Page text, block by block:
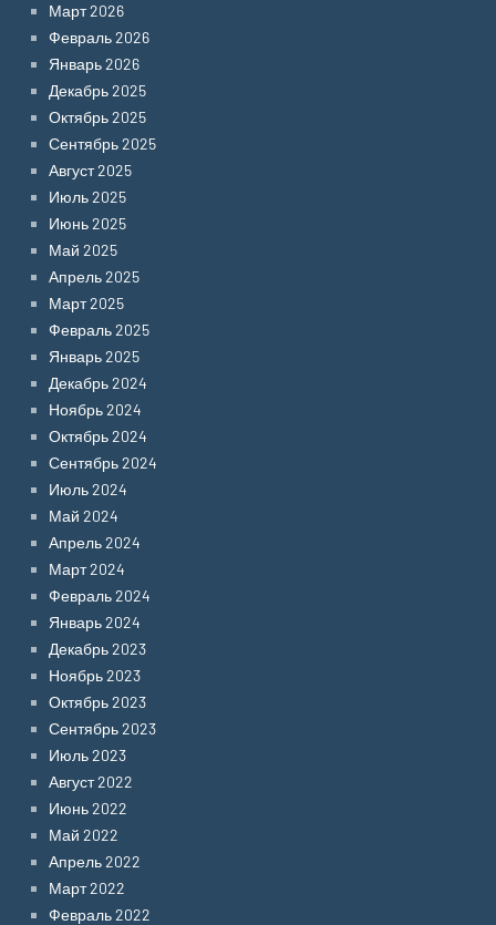
Март 2026
Февраль 2026
Январь 2026
Декабрь 2025
Октябрь 2025
Сентябрь 2025
Август 2025
Июль 2025
Июнь 2025
Май 2025
Апрель 2025
Март 2025
Февраль 2025
Январь 2025
Декабрь 2024
Ноябрь 2024
Октябрь 2024
Сентябрь 2024
Июль 2024
Май 2024
Апрель 2024
Март 2024
Февраль 2024
Январь 2024
Декабрь 2023
Ноябрь 2023
Октябрь 2023
Сентябрь 2023
Июль 2023
Август 2022
Июнь 2022
Май 2022
Апрель 2022
Март 2022
Февраль 2022